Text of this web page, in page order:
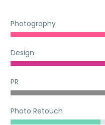
Photography
Design
PR
Photo Retouch